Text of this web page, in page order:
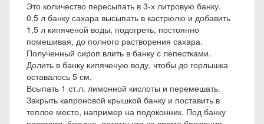
Это количество пересыпать в 3-х литровую банку.
0.5 л банку сахара высыпать в кастрюлю и добавить
1,5 л кипяченой воды, подогреть, постоянно
помешивая, до полного растворения сахара.
Полученный сироп влить в банку с лепестками.
Долить в банку кипяченую воду, чтобы до горлышка
оставалось 5 см.
Всыпать 1 ст.л. лимонной кислоты и перемешать.
Закрыть капроновой крышкой банку и поставить в
теплое место, например на подоконник. Под банку